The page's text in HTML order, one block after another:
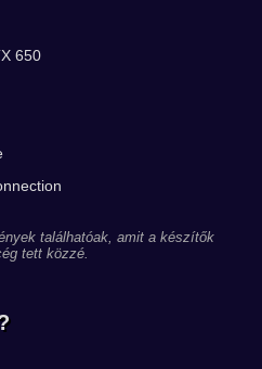
650
találhatóak, amit a készítők
tett közzé.